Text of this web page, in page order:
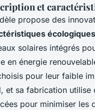
et
propose des
écologiques
solaires intégrés
en énergie
pour leur faible
et sa fabrication utilise
pour minimiser les